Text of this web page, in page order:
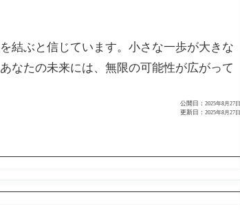
結ぶと信じています。小さな一歩が大きな
なたの未来には、無限の可能性が広がって
公開日： 2025年8月27日
更新日： 2025年8月27日